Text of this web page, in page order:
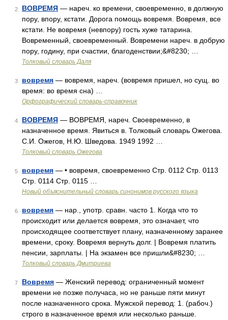
2 ВОВРЕМЯ — нареч. ко времени, своевременно, в должную
пору, впору, кстати. Дорога помощь вовремя. Вовремя, все
кстати. Не вовремя (невпору) гость хуже татарина.
Вовременный, своевременный. Вовремени нареч. в добрую
пору, годину, при счастии, благоденствии;&#8230; …
Толковый словарь Даля
3 вовремя — вовремя, нареч. (вовремя пришел, но сущ. во
время: во время сна) …
Орфографический словарь-справочник
4 ВОВРЕМЯ — ВОВРЕМЯ, нареч. Своевременно, в
назначенное время. Явиться в. Толковый словарь Ожегова.
С.И. Ожегов, Н.Ю. Шведова. 1949 1992 …
Толковый словарь Ожегова
5 вовремя — • вовремя, своевременно Стр. 0112 Стр. 0113
Стр. 0114 Стр. 0115 …
Новый объяснительный словарь синонимов русского языка
6 вовремя — нар., употр. сравн. часто 1. Когда что то
происходит или делается вовремя, это означает, что
происходящее соответствует плану, назначенному заранее
времени, сроку. Вовремя вернуть долг. | Вовремя платить
пенсии, зарплаты. | На экзамен все пришли&#8230; …
Толковый словарь Дмитриева
7 Вовремя — Женский перевод: ограниченный момент
времени не позже получаса, но не раньше пяти минут
после назначенного срока. Мужской перевод: 1. (рабоч.)
строго в назначенное время или несколько раньше.